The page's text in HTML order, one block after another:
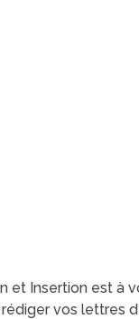
et Insertion est à
vos lettres